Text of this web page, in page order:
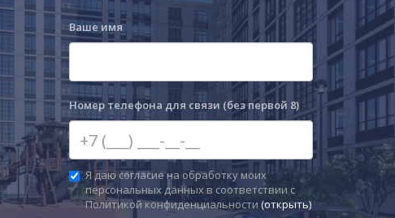
Ваше имя
Номер телефона для связи (без первой 8)
Я даю согласие на обработку моих
персональных данных в соответствии с
Политикой конфиденциальности (открыть)